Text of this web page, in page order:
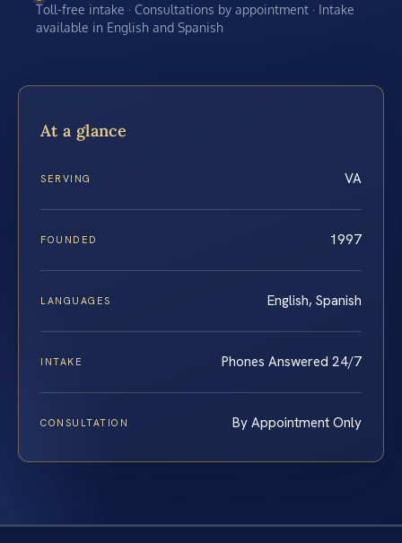
Toll-free intake · Consultations by appointment · Intake
available in English and Spanish
At a glance
SERVING VA
FOUNDED 1997
LANGUAGES English, Spanish
INTAKE Phones Answered 24/7
CONSULTATION By Appointment Only